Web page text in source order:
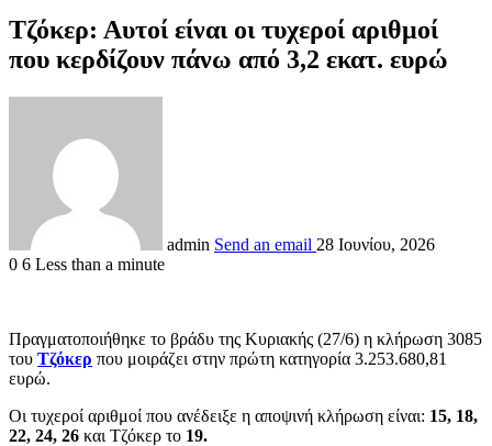
Τζόκερ: Αυτοί είναι οι τυχεροί αριθμοί
που κερδίζουν πάνω από 3,2 εκατ. ευρώ
admin Send an email 28 Ιουνίου, 2026
0 6 Less than a minute
Πραγματοποιήθηκε το βράδυ της Κυριακής (27/6) η κλήρωση 3085
του Τζόκερ που μοιράζει στην πρώτη κατηγορία 3.253.680,81
ευρώ.
Οι τυχεροί αριθμοί που ανέδειξε η αποψινή κλήρωση είναι: 15, 18,
22, 24, 26 και Τζόκερ το 19.